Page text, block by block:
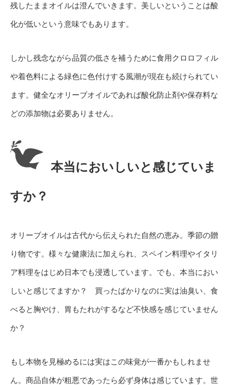
残したままオイルは澄んでいきます。美しいということは酸
化が低いという意味でもあります。
しかし残念ながら品質の低さを補うために食用クロロフィル
や着色料による緑色に色付けする風潮が現在も続けられてい
ます。健全なオリーブオイルであれば酸化防止剤や保存料な
どの添加物は必要ありません。
本当においしいと感じていま
すか？
オリーブオイルは古代から伝えられた自然の恵み。季節の贈
り物です。様々な健康法に加えられ、スペイン料理やイタリ
ア料理をはじめ日本でも浸透しています。でも、本当におい
しいと感じてますか？ 買ったばかりなのに実は油臭い、食
べると胸やけ、胃もたれがするなど不快感を感じていません
か？
もし本物を見極めるには実はこの味覚が一番かもしれませ
ん。商品自体が粗悪であったら必ず身体は感じています。世